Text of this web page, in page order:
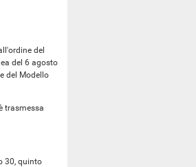
del
del 6 agosto
del Modello
trasmessa
30, quinto